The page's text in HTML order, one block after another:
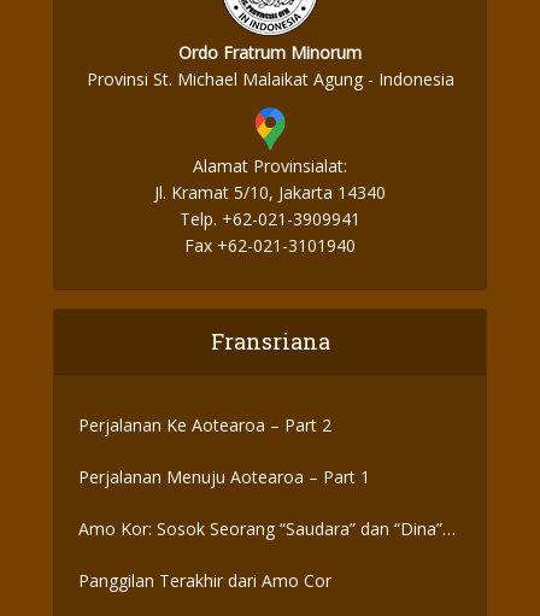
Ordo Fratrum Minorum
Provinsi St. Michael Malaikat Agung - Indonesia
Alamat Provinsialat:
Jl. Kramat 5/10, Jakarta 14340
Telp. +62-021-3909941
Fax +62-021-3101940
Fransriana
Perjalanan Ke Aotearoa – Part 2
Perjalanan Menuju Aotearoa – Part 1
Amo Kor: Sosok Seorang “Saudara” dan “Dina”
Panggilan Terakhir dari Amo Cor